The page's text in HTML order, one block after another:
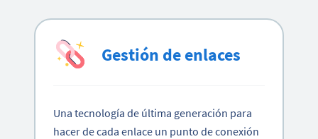
Gestión de enlaces
Una tecnología de última generación para
hacer de cada enlace un punto de conexión